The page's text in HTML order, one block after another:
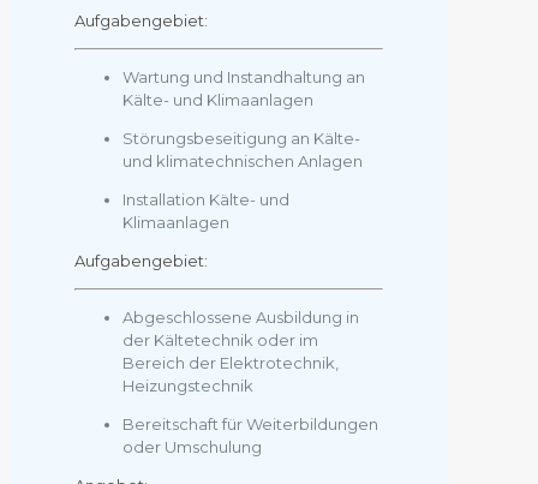
Aufgabengebiet:
Wartung und Instandhaltung an
Kälte- und Klimaanlagen
Störungsbeseitigung an Kälte-
und klimatechnischen Anlagen
Installation Kälte- und
Klimaanlagen
Aufgabengebiet:
Abgeschlossene Ausbildung in
der Kältetechnik oder im
Bereich der Elektrotechnik,
Heizungstechnik
Bereitschaft für Weiterbildungen
oder Umschulung